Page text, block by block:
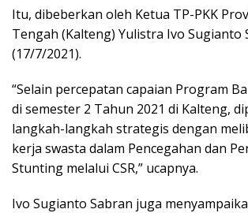
Itu, dibeberkan oleh Ketua TP-PKK
Tengah (Kalteng) Yulistra Ivo Sugianto
(17/7/2021).
“Selain percepatan capaian Program
di semester 2 Tahun 2021 di Kalteng,
langkah-langkah strategis dengan
kerja swasta dalam Pencegahan dan
Stunting melalui CSR,” ucapnya.
Ivo Sugianto Sabran juga